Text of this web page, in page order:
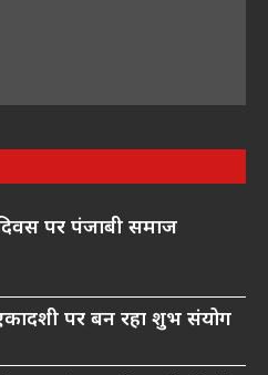
पर पंजाबी समाज
पर बन रहा शुभ संयोग